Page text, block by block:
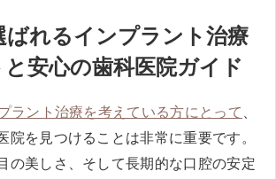
ばれるインプラント治療
安心の歯科医院ガイド
ラント治療を考えている方にとって 、
院を見つけることは非常に重要です。
の美しさ、そして長期的な口腔の安定